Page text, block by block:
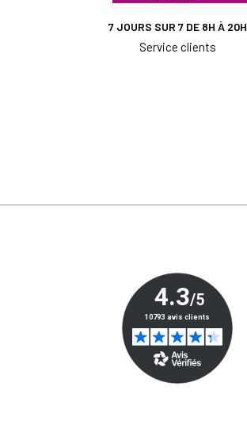
7 JOURS SUR 7 DE 8H À 20H
Service clients